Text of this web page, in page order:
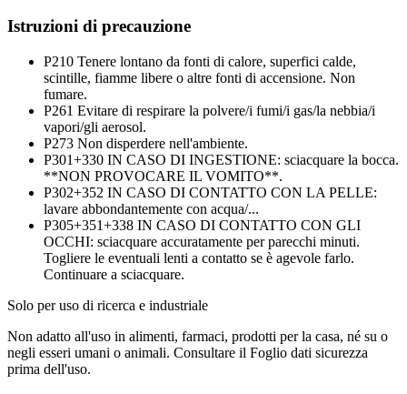
Istruzioni di precauzione
P210 Tenere lontano da fonti di calore, superfici calde,
scintille, fiamme libere o altre fonti di accensione. Non
fumare.
P261 Evitare di respirare la polvere/i fumi/i gas/la nebbia/i
vapori/gli aerosol.
P273 Non disperdere nell'ambiente.
P301+330 IN CASO DI INGESTIONE: sciacquare la bocca.
**NON PROVOCARE IL VOMITO**.
P302+352 IN CASO DI CONTATTO CON LA PELLE:
lavare abbondantemente con acqua/...
P305+351+338 IN CASO DI CONTATTO CON GLI
OCCHI: sciacquare accuratamente per parecchi minuti.
Togliere le eventuali lenti a contatto se è agevole farlo.
Continuare a sciacquare.
Solo per uso di ricerca e industriale
Non adatto all'uso in alimenti, farmaci, prodotti per la casa, né su o
negli esseri umani o animali. Consultare il Foglio dati sicurezza
prima dell'uso.